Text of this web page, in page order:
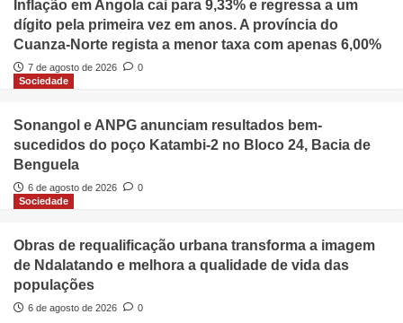
Inflação em Angola cai para 9,33% e regressa a um
dígito pela primeira vez em anos. A província do
Cuanza-Norte regista a menor taxa com apenas 6,00%
7 de agosto de 2026
0
Sociedade
Sonangol e ANPG anunciam resultados bem-
sucedidos do poço Katambi-2 no Bloco 24, Bacia de
Benguela
6 de agosto de 2026
0
Sociedade
Obras de requalificação urbana transforma a imagem
de Ndalatando e melhora a qualidade de vida das
populações
6 de agosto de 2026 0